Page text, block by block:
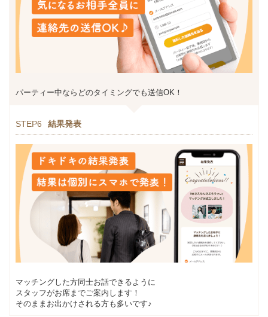
パーティー中ならどのタイミングでも送信OK！
STEP6 結果発表
マッチングした方同士お話できるように
スタッフがお席までご案内します！
そのままお出かけされる方も多いです♪